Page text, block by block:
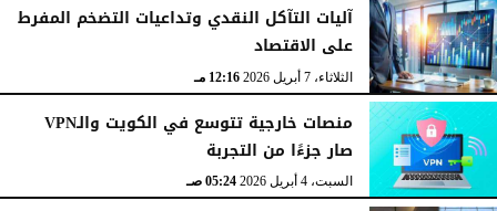
آليات التآكل النقدي وتداعيات التضخم المفرط
على الاقتصاد
الثلاثاء، 7 أبريل 2026 12:16 مـ
منصات خارجية تتوسع في الكويت والـVPN
صار جزءًا من التجربة
السبت، 4 أبريل 2026 05:24 صـ